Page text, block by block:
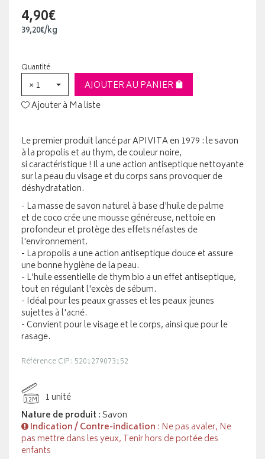
4,90€
39,20€/kg
Quantité
× 1
AJOUTER AU PANIER
Ajouter à Ma liste
Le premier produit lancé par APIVITA en 1979 : le savon
à la propolis et au thym, de couleur noire,
si caractéristique ! Il a une action antiseptique nettoyante
sur la peau du visage et du corps sans provoquer de
déshydratation.
- La masse de savon naturel à base d'huile de palme
et de coco crée une mousse généreuse, nettoie en
profondeur et protège des effets néfastes de
l'environnement.
- La propolis a une action antiseptique douce et assure
une bonne hygiène de la peau.
- L'huile essentielle de thym bio a un effet antiseptique,
tout en régulant l'excès de sébum.
- Idéal pour les peaux grasses et les peaux jeunes
sujettes à l'acné.
- Convient pour le visage et le corps, ainsi que pour le
rasage.
Référence CIP : 5201279073152
12M
1 unité
Nature de produit : Savon
Indication / Contre-indication : Ne pas avaler, Ne
pas mettre dans les yeux, Tenir hors de portée des
enfants